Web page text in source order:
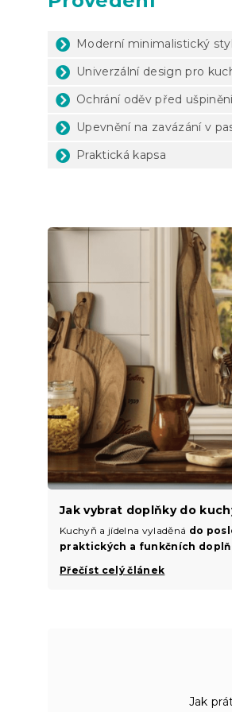
Moderní minimalistický styl
Univerzální design pro
Ochrání oděv před
Upevnění na zavázání v
Praktická kapsa
Jak vybrat doplňky do
Kuchyň a jídelna vyladěná do
praktických a funkčních
Přečíst celý článek
Jak